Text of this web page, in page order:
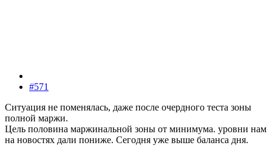
#571
Ситуация не поменялась, даже после очердного теста зоны
полной маржи.
Цель половина маржинальной зоны от минимума. уровни нам
на новостях дали пониже. Сегодня уже выше баланса дня.